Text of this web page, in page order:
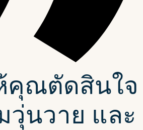
คุณตัดสินใจ
วุ่นวาย และ